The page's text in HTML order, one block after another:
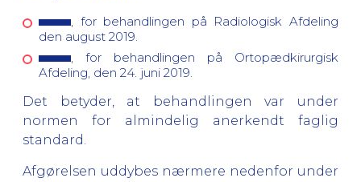
, for behandlingen på Radiologisk Afdeling
den august 2019.
, for behandlingen på Ortopædkirurgisk
Afdeling, den 24. juni 2019.
Det betyder, at behandlingen var under
normen for almindelig anerkendt faglig
standard.
Afgørelsen uddybes nærmere nedenfor under